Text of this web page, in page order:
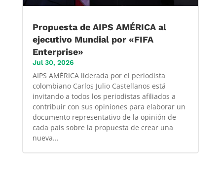
Propuesta de AIPS AMÉRICA al
ejecutivo Mundial por «FIFA
Enterprise»
Jul 30, 2026
AIPS AMÉRICA liderada por el periodista
colombiano Carlos Julio Castellanos está
invitando a todos los periodistas afiliados a
contribuir con sus opiniones para elaborar un
documento representativo de la opinión de
cada país sobre la propuesta de crear una
nueva...